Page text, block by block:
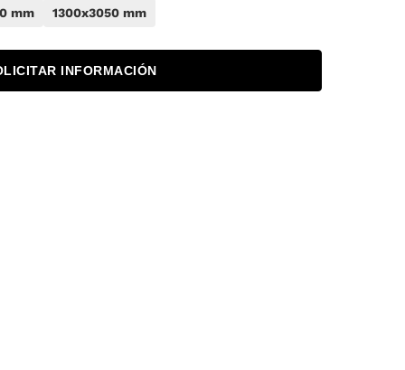
mm 1300x3050 mm
INFORMACIÓN